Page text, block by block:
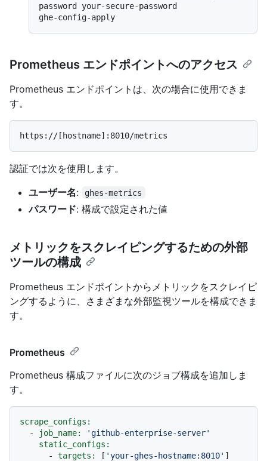
password your-secure-password
Prometheus エンドポイントへのアクセス
Prometheus エンドポイントは、次の場合に使用できま
す。
認証では次を使用します。
ユーザー名: ghes-metrics
パスワード: 構成で設定された値
メトリックをスクレイピングするための外部
ツールの構成
Prometheus エンドポイントからメトリックをスクレイピ
ングするように、さまざまな外部監視ツールを構成できま
す。
Prometheus
Prometheus 構成ファイルに次のジョブ構成を追加しま
す。
scrape_configs:
-
job_name:
'github-enterprise-server'
static_configs:
-
targets: [ 'your-ghes-hostname:8010' ]